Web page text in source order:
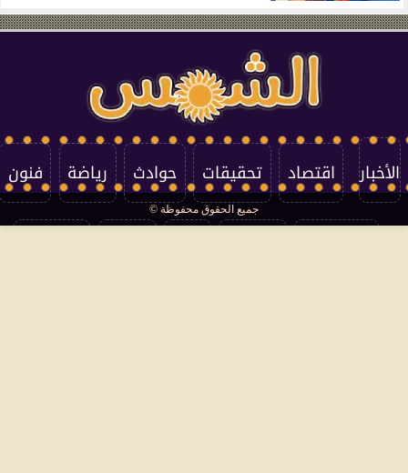
الأخبار اقتصاد تحقيقات حوادث رياضة فنون
جميع الحقوق محفوظة ©